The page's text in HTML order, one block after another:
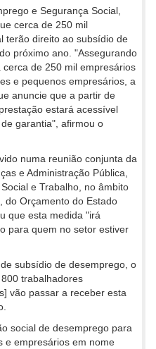
e Segurança Social,
cerca de 250 mil
terão direito ao subsídio de
próximo ano. "Assegurando
de 250 mil empresários
e pequenos empresários, a
anuncie que a partir de
estará acessível
garantia", afirmou o
numa reunião conjunta da
e Administração Pública,
e Trabalho, no âmbito
do Orçamento do Estado
que esta medida "irá
para quem no setor estiver
subsídio de desemprego, o
trabalhadores
vão passar a receber esta
social de desemprego para
e empresários em nome